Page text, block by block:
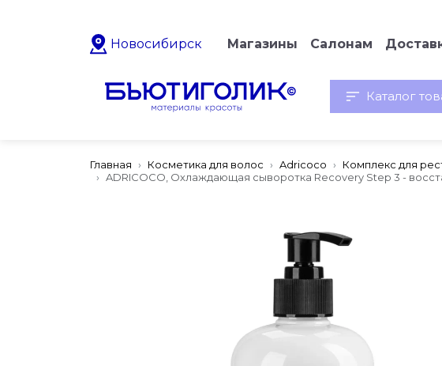
Новосибирск Магазины Салонам
Каталог
Главная Косметика для волос Adricoco
Комплекс для
ADRICOCO, Охлаждающая сыворотка Recovery Step 3 -